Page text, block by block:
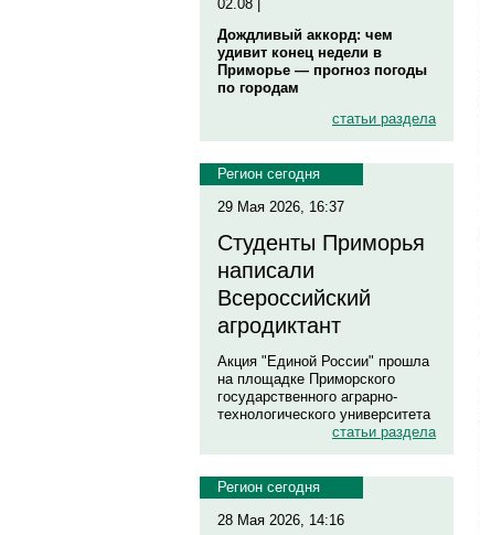
02.08 |
Дождливый аккорд: чем
удивит конец недели в
Приморье — прогноз погоды
по городам
статьи раздела
Регион сегодня
29 Мая 2026, 16:37
Студенты Приморья
написали
Всероссийский
агродиктант
Акция "Единой России" прошла
на площадке Приморского
государственного аграрно-
технологического университета
статьи раздела
Регион сегодня
28 Мая 2026, 14:16